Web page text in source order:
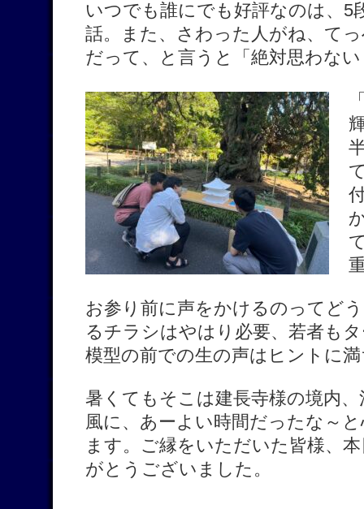
いつでも誰にでも好評なのは、5
話。また、さわった人がね、て
だって、と言うと「絶対思わな
お参り前に声をかけるのってど
るチラシはやはり必要、若者も
模型の前での生の声はヒントに
暑くてもそこは建長寺様の境内
風に、あーよい時間だったな～
ます。ご縁をいただいた皆様、
がとうございました。